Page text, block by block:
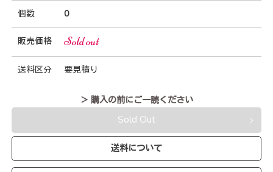
個数 0
販売価格 Sold out
送料区分 要見積り
＞ 購入の前にご一読ください
Sold Out
送料について